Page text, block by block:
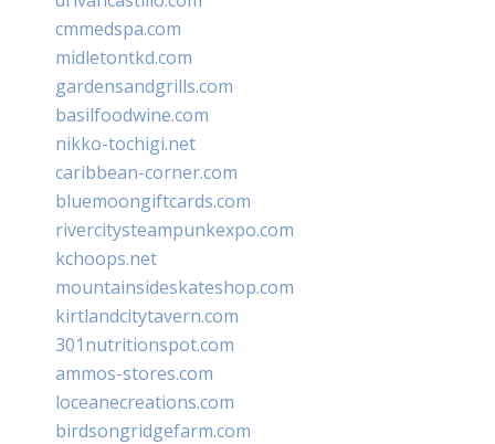
cmmedspa.com
midletontkd.com
gardensandgrills.com
basilfoodwine.com
nikko-tochigi.net
caribbean-corner.com
bluemoongiftcards.com
rivercitysteampunkexpo.com
kchoops.net
mountainsideskateshop.com
kirtlandcitytavern.com
301nutritionspot.com
ammos-stores.com
loceanecreations.com
birdsongridgefarm.com